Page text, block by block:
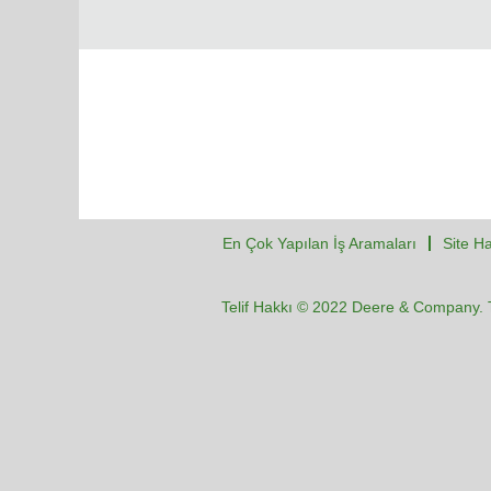
En Çok Yapılan İş Aramaları Site
Telif Hakkı © 2022 Deere & Company.